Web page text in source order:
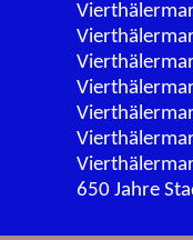
650 Jahre